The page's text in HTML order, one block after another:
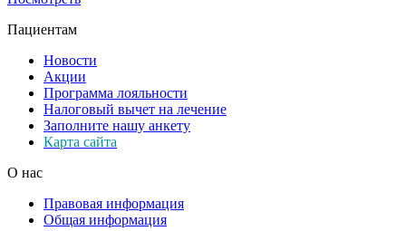
Пациентам
Новости
Акции
Программа лояльности
Налоговый вычет на лечение
Заполните нашу анкету
Карта сайта
О нас
Правовая информация
Общая информация